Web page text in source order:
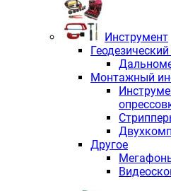
Инструмент
Монтажный
Другое